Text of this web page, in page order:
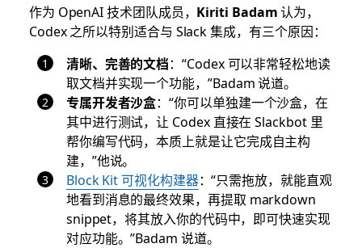
作为 OpenAI 技术团队成员， Kiriti Badam认为，
Codex 之所以特别适合与 Slack 集成，有三个原因：
清晰、完善的文档：“Codex 可以非常轻松地读
取文档并实现一个功能，”Badam 说道。
专属开发者沙盒：“你可以单独建一个沙盒，在
其中进行测试，让 Codex 直接在 Slackbot 里
帮你编写代码，本质上就是让它完成自主构
建，”他说。
Block Kit 可视化构建器：“只需拖放，就能直观
地看到消息的最终效果，再提取 markdown
snippet，将其放入你的代码中，即可快速实现
对应功能。”Badam 说道。